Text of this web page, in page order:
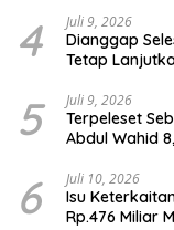
4 Juli 9, 2026
Dianggap
Tetap
5 Juli 9, 2026
Terpeleset
Abdul Wahid
6 Juli 10, 2026
Isu
Rp.476 Miliar